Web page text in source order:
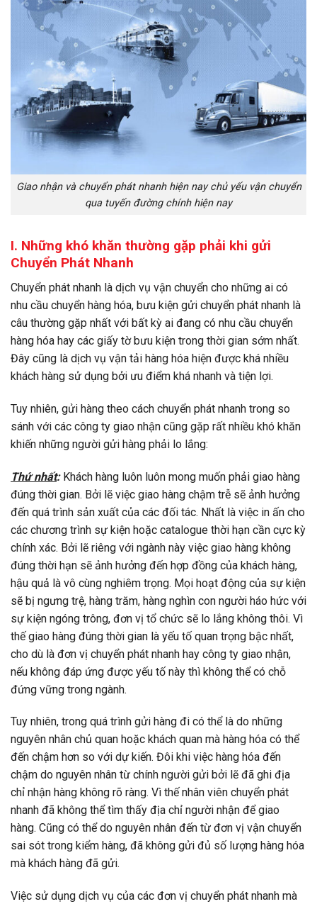
Giao nhận và chuyển phát nhanh hiện nay chủ yếu vận chuyển
qua tuyến đường chính hiện nay
I. Những khó khăn thường gặp phải khi gửi
Chuyển Phát Nhanh
Chuyển phát nhanh là dịch vụ vận chuyển cho những ai có
nhu cầu chuyển hàng hóa, bưu kiện gửi chuyển phát nhanh là
câu thường gặp nhất với bất kỳ ai đang có nhu cầu chuyển
hàng hóa hay các giấy tờ bưu kiện trong thời gian sớm nhất.
Đây cũng là dịch vụ vận tải hàng hóa hiện được khá nhiều
khách hàng sử dụng bởi ưu điểm khá nhanh và tiện lợi.
Tuy nhiên, gửi hàng theo cách chuyển phát nhanh trong so
sánh với các công ty giao nhận cũng gặp rất nhiều khó khăn
khiến những người gửi hàng phải lo lắng:
Thứ nhất:Khách hàng luôn luôn mong muốn phải giao hàng
đúng thời gian. Bởi lẽ việc giao hàng chậm trễ sẽ ảnh hưởng
đến quá trình sản xuất của các đối tác. Nhất là việc in ấn cho
các chương trình sự kiện hoặc catalogue thời hạn cần cực kỳ
chính xác. Bởi lẽ riêng với ngành này việc giao hàng không
đúng thời hạn sẽ ảnh hưởng đến hợp đồng của khách hàng,
hậu quả là vô cùng nghiêm trọng. Mọi hoạt động của sự kiện
sẽ bị ngưng trệ, hàng trăm, hàng nghìn con người háo hức với
sự kiện ngóng trông, đơn vị tổ chức sẽ lo lắng không thôi. Vì
thế giao hàng đúng thời gian là yếu tố quan trọng bậc nhất,
cho dù là đơn vị chuyển phát nhanh hay công ty giao nhận,
nếu không đáp ứng được yếu tố này thì không thể có chỗ
đứng vững trong ngành.
Tuy nhiên, trong quá trình gửi hàng đi có thể là do những
nguyên nhân chủ quan hoặc khách quan mà hàng hóa có thể
đến chậm hơn so với dự kiến. Đôi khi việc hàng hóa đến
chậm do nguyên nhân từ chính người gửi bởi lẽ đã ghi địa
chỉ nhận hàng không rõ ràng. Vì thế nhân viên chuyển phát
nhanh đã không thể tìm thấy địa chỉ người nhận để giao
hàng. Cũng có thể do nguyên nhân đến từ đơn vị vận chuyển
sai sót trong kiểm hàng, đã không gửi đủ số lượng hàng hóa
mà khách hàng đã gửi.
Việc sử dụng dịch vụ của các đơn vị chuyển phát nhanh mà